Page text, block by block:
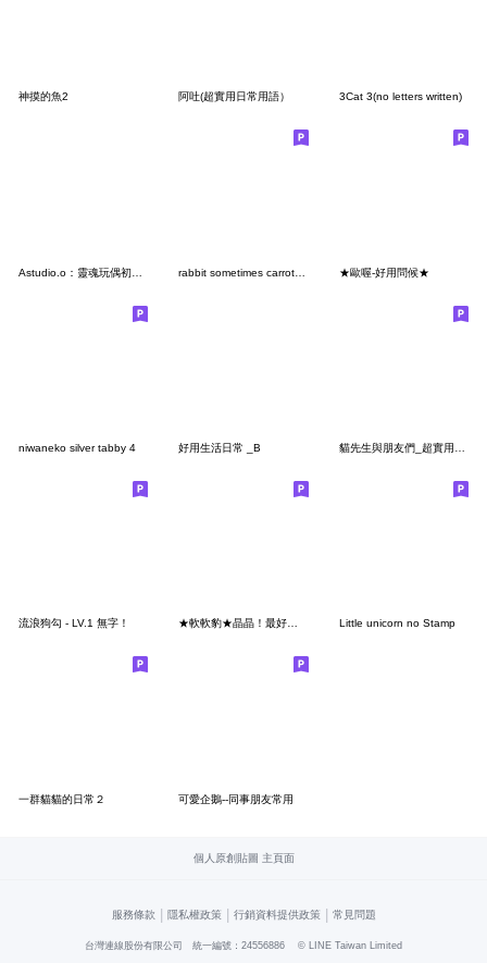
神摸的魚2 阿吐(超實用日常用語） 3Cat 3(no letters written)
★歐喔-好用問候★
niwaneko silver tabby 4 好用生活日常 _B
流浪狗勾 - LV.1 無字！ ★軟軟豹★晶晶！最好用生活貼！ Little unicorn no Stamp
一群貓貓的日常２ 可愛企鵝--同事朋友常用
個人原創貼圖 主頁面
服務條款 | 隱私權政策 | 行銷資料提供政策 | 常見問題
台灣連線股份有限公司 統一編號：24556886 © LINE Taiwan Limited